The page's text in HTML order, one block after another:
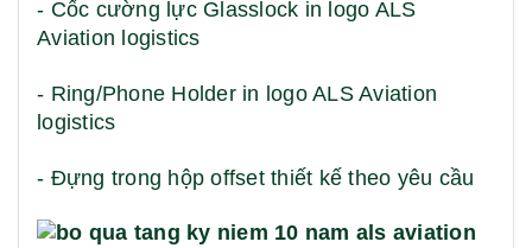
- Cốc cường lực Glasslock in logo ALS
Aviation logistics
- Ring/Phone Holder in logo ALS Aviation
logistics
- Đựng trong hộp offset thiết kế theo yêu cầu